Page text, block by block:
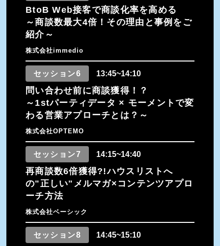
BtoB Web接客で商談化率を高める
～商談数最大4倍！その理由と事例をご
紹介～
株式会社immedio
セッション6 13:45~14:10
問い合わせ前に商談獲得！？
～1stパーティデータ × モーメントで変
わる営業アプローチとは？～
株式会社OPTEMO
セッション7 14:15~14:40
再商談数6倍獲得?!ハウスリストへ
の"正しい"メルマガ×コンテンツアプロ
ーチ方法
株式会社ベーシック
セッション8 14:45~15:10